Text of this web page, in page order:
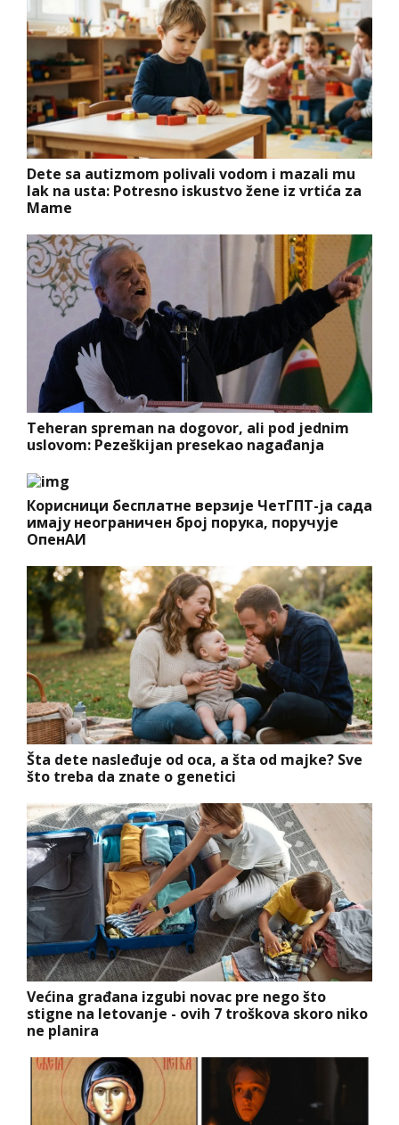
Dete sa autizmom polivali vodom i mazali mu
lak na usta: Potresno iskustvo žene iz vrtića za
Mame
Teheran spreman na dogovor, ali pod jednim
uslovom: Pezeškijan presekao nagađanja
Корисници бесплатне верзије ЧетГПТ-ја сада
имају неограничен број порука, поручује
ОпенАИ
Šta dete nasleđuje od oca, a šta od majke? Sve
što treba da znate o genetici
Većina građana izgubi novac pre nego što
stigne na letovanje - ovih 7 troškova skoro niko
ne planira